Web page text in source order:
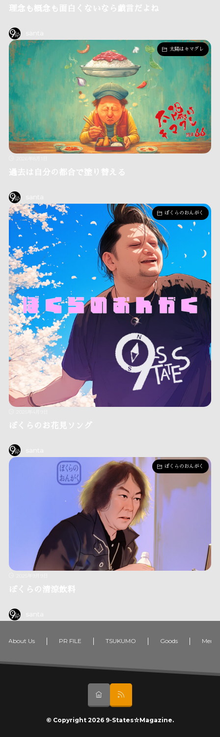
理念も概念も面白くないなら戯言だよね
santa
太陽はキマグレ
過去は自分の都合で塗り替える
santa
ぼくらのおんがく
ぼくらのお花見ソング
santa
ぼくらのおんがく
ぼくらの清涼飲料
santa
About Us PR FILE TSUKUMO Goods
© Copyright 2026 9-States☆Magazine.